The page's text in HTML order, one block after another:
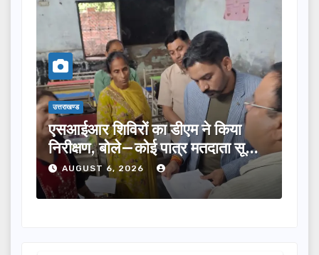
उत्तराखण्ड
एसआईआर शिविरों का डीएम ने किया
निरीक्षण, बोले—कोई पात्र मतदाता सूची
से न छूटे…
AUGUST 6, 2026